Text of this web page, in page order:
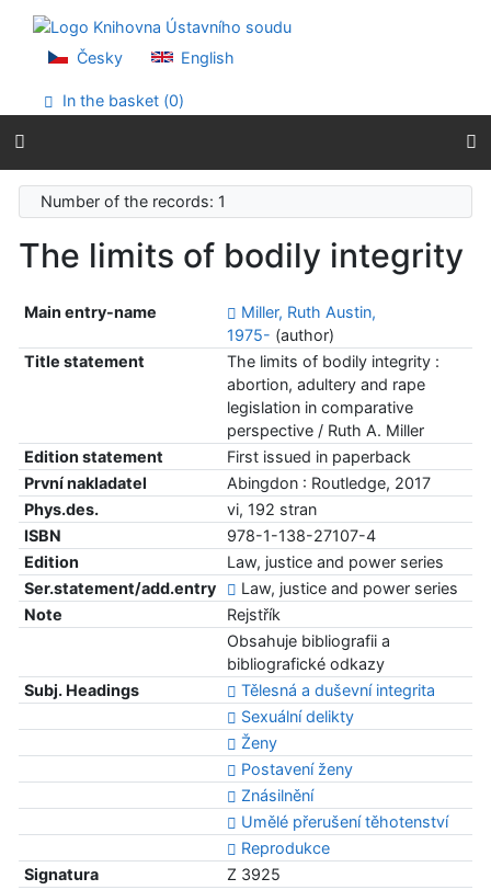
Go to menu
Accessibility declaration
Česky English
In the basket (0)
Number of the records: 1
The limits of bodily integrity
Main entry-name
Miller, Ruth Austin,
1975- (author)
Title statement
The limits of bodily integrity :
abortion, adultery and rape
legislation in comparative
perspective / Ruth A. Miller
Edition statement
First issued in paperback
První nakladatel
Abingdon : Routledge, 2017
Phys.des.
vi, 192 stran
ISBN
978-1-138-27107-4
Edition
Law, justice and power series
Ser.statement/add.entry
Law, justice and power series
Note
Rejstřík
Obsahuje bibliografii a
bibliografické odkazy
Subj. Headings
Tělesná a duševní integrita
Sexuální delikty
Ženy
Postavení ženy
Znásilnění
Umělé přerušení těhotenství
Reprodukce
Signatura
Z 3925